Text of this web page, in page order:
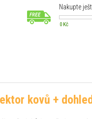
Nakupte
0 Kč
kovů +